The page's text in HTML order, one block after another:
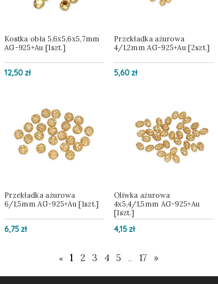
Kostka obła 5,6x5,6x5,7mm
AG-925+Au [1szt.]
12,50 zł
Przekładka ażurowa
4/1,2mm AG-925+Au [2szt.]
5,60 zł
Przekładka ażurowa
6/1,5mm AG-925+Au [1szt.]
6,75 zł
Oliwka ażurowa
4x5,4/1,5mm AG-925+Au
[1szt.]
4,15 zł
« 1 2 3 4 5 17 »